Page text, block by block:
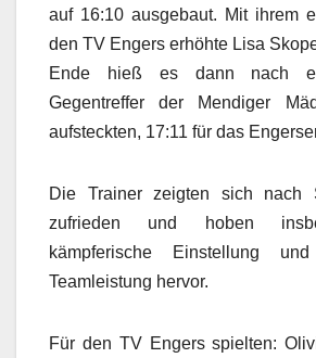
auf 16:10 ausgebaut. Mit ihrem
den TV Engers erhöhte Lisa
Ende hieß es dann nach
Gegentreffer der Mendiger
aufsteckten, 17:11 für das
Die Trainer zeigten sich nach
zufrieden und hoben
kämpferische Einstellung
Teamleistung hervor.
Für den TV Engers spielten: